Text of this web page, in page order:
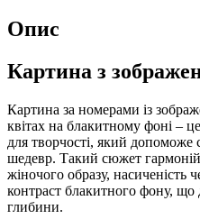
Опис
Картина з
Картина за номерами із
квітах на блакитному фоні –
для творчості, який допоможе
шедевр. Такий сюжет
жіночого образу, насиченість
контраст блакитного фону, що
глибини.